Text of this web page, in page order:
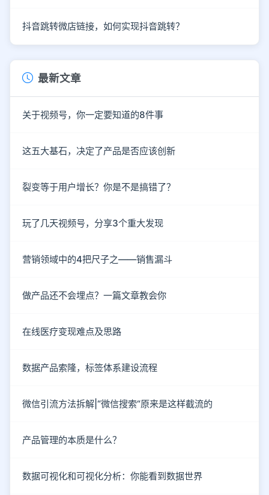
抖音跳转微店链接，如何实现抖音跳转？
最新文章
关于视频号，你一定要知道的8件事
这五大基石，决定了产品是否应该创新
裂变等于用户增长？你是不是搞错了？
玩了几天视频号，分享3个重大发现
营销领域中的4把尺子之——销售漏斗
做产品还不会埋点？一篇文章教会你
在线医疗变现难点及思路
数据产品索隆，标签体系建设流程
微信引流方法拆解|“微信搜索“原来是这样截流的
产品管理的本质是什么？
数据可视化和可视化分析：你能看到数据世界